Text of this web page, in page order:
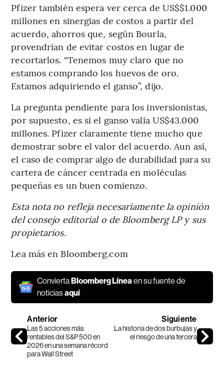
Pfizer también espera ver cerca de US$$1.000
millones en sinergias de costos a partir del
acuerdo, ahorros que, según Bourla,
provendrían de evitar costos en lugar de
recortarlos. “Tenemos muy claro que no
estamos comprando los huevos de oro.
Estamos adquiriendo el ganso”, dijo.
La pregunta pendiente para los inversionistas,
por supuesto, es si el ganso valía US$43.000
millones. Pfizer claramente tiene mucho que
demostrar sobre el valor del acuerdo. Aun así,
el caso de comprar algo de durabilidad para su
cartera de cáncer centrada en moléculas
pequeñas es un buen comienzo.
Esta nota no refleja necesariamente la opinión
del consejo editorial o de Bloomberg LP y sus
propietarios.
Lea más en Bloomberg.com
ConviertaBloomberg Líneaen su fuente de
noticiasaquí
Anterior
Las 5 acciones más
rentables del S&P 500 en
2026 en una semana récord
para Wall Street
Siguiente
La historia de dos burbujas y
el riesgo de una tercera